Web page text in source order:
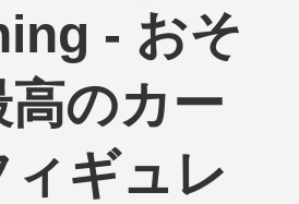
- おそ
高のカー
ィギュレ